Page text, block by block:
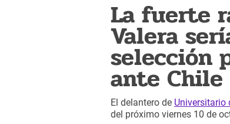
La fuerte
Valera
selección
ante Chile
El delantero de Universitario
del próximo viernes 10 de